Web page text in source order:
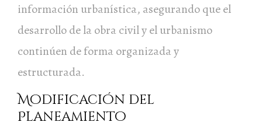
información urbanística, asegurando que el
desarrollo de la obra civil y el urbanismo
continúen de forma organizada y
estructurada.
Modificación del
Planeamiento